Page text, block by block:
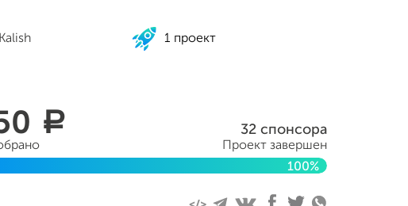
1 проект
a 32 спонсора
Проект завершен
100%